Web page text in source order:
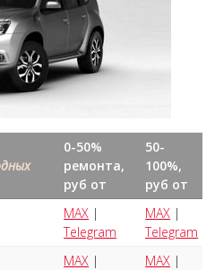
0-50%
ремонта,
руб от
50-
100%,
руб от
MAX |
Telegram
MAX |
Telegram
MAX |
MAX |